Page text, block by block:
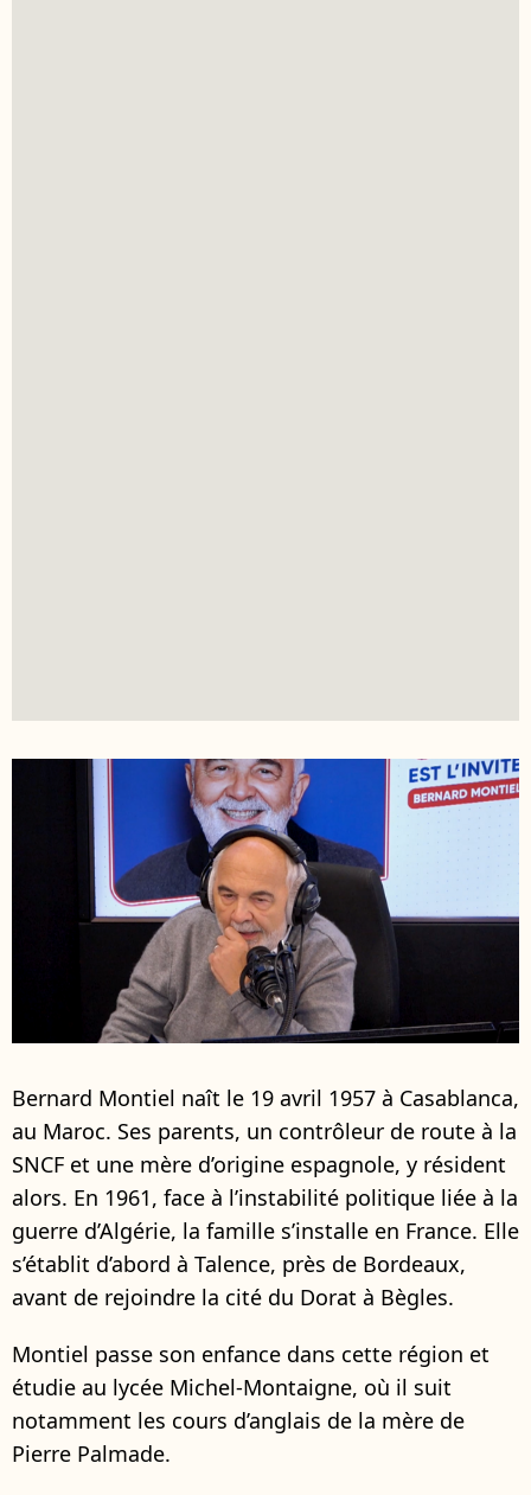
Bernard Montiel naît le 19 avril 1957 à Casablanca,
au Maroc. Ses parents, un contrôleur de route à la
SNCF et une mère d’origine espagnole, y résident
alors. En 1961, face à l’instabilité politique liée à la
guerre d’Algérie, la famille s’installe en France. Elle
s’établit d’abord à Talence, près de Bordeaux,
avant de rejoindre la cité du Dorat à Bègles.
Montiel passe son enfance dans cette région et
étudie au lycée Michel-Montaigne, où il suit
notamment les cours d’anglais de la mère de
Pierre Palmade.